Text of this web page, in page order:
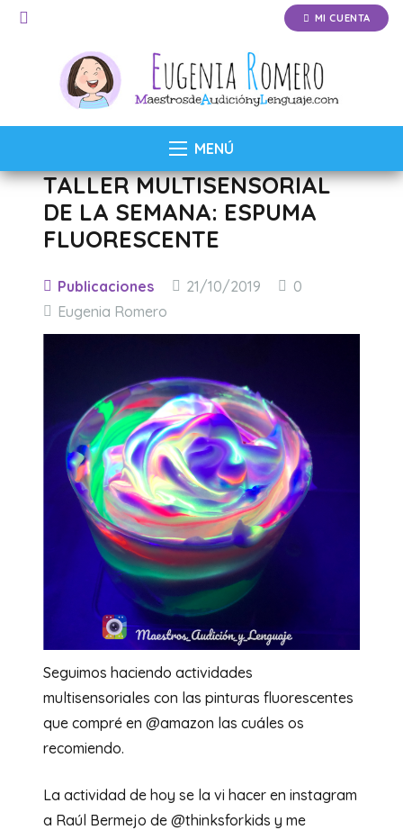
MI CUENTA
MENÚ
TALLER MULTISENSORIAL
DE LA SEMANA: ESPUMA
FLUORESCENTE
Publicaciones 21/10/2019
0
Eugenia Romero
Seguimos haciendo actividades
multisensoriales con las pinturas fluorescentes
que compré en @amazon las cuáles os
recomiendo.
La actividad de hoy se la vi hacer en instagram
a Raúl Bermejo de @thinksforkids y me